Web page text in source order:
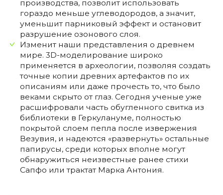
производства, позволит использовать
гораздо меньше углеводородов, а значит,
уменьшит парниковый эффект и остановит
разрушение озонового слоя.
Изменит наши представления о древнем
мире. 3D-моделирование широко
применяется в археологии, позволяя создать
точные копии древних артефактов по их
описаниям или даже прочесть то, что было
веками скрыто от глаз. Сегодня ученые уже
расшифровали часть обугленного свитка из
библиотеки в Геркулануме, полностью
покрытой слоем пепла после извержения
Везувия, и надеются «развернуть» остальные
папирусы, среди которых вполне могут
обнаружиться неизвестные ранее стихи
Сапфо или трактат Марка Антония.